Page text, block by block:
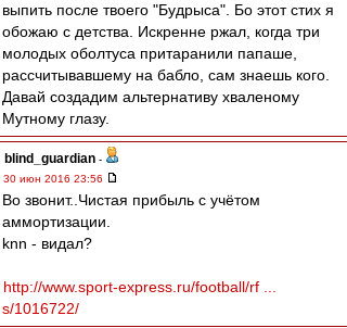
выпить после твоего "Будрыса". Бо этот стих я
обожаю с детства. Искренне ржал, когда три
молодых оболтуса притаранили папаше,
рассчитывавшему на бабло, сам знаешь кого.
Давай создадим альтернативу хваленому
Мутному глазу.
blind_guardian -
30 июн 2016 23:56
Во звонит..Чистая прибыль с учётом
аммортизации.
knn - видал?
http://www.sport-express.ru/football/rf ...
s/1016722/